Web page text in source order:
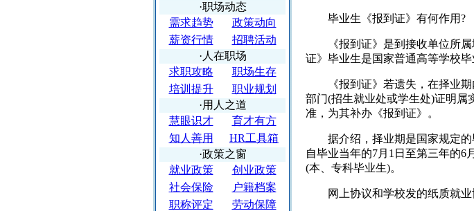
·职场动态
需求趋势
政策动向
薪资行情
招聘活动
·人在职场
求职攻略
职场生存
培训提升
职业规划
·用人之道
慧眼识才
育才有方
知人善用
HR工具箱
·政策之窗
就业政策
创业政策
社会保险
户籍档案
职称评定
劳动保障
毕业生《报到证》有何作用?
《报到证》是到接收单位所属
证》毕业生是国家普通高等学校
《报到证》若遗失，在择业期
部门(招生就业处或学生处)证明属
准，为其补办《报到证》。
据介绍，择业期是国家规定的
自毕业当年的7月1日至第三年的6
(本、专科毕业生)。
网上协议和学校发的纸质就业